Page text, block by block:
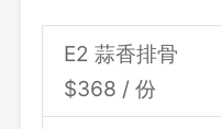
E2 蒜香排骨
$368 / 份